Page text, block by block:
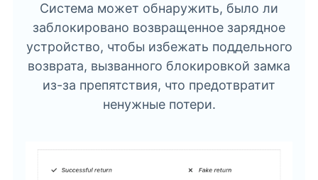
Система может обнаружить, было ли
заблокировано возвращенное зарядное
устройство, чтобы избежать поддельного
возврата, вызванного блокировкой замка
из-за препятствия, что предотвратит
ненужные потери.